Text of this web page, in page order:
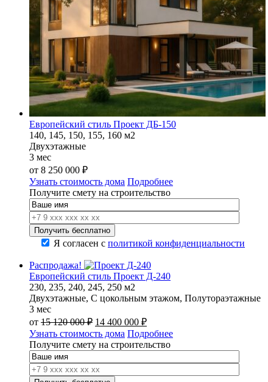
Европейский стиль Проект ДБ-150
140, 145, 150, 155, 160 м2
Двухэтажные
3 мес
от 8 250 000 ₽
Узнать стоимость дома Подробнее
Получите смету на строительство
Я согласен с политикой конфиденциальности
Распродажа!
Европейский стиль Проект Д-240
230, 235, 240, 245, 250 м2
Двухэтажные, С цокольным этажом, Полутораэтажные
3 мес
от 15 120 000₽ Первоначальная
цена
составляла
15
120
000 ₽.
14 400 000 ₽Текущая
цена:
14
400
000 ₽.
Узнать стоимость дома Подробнее
Получите смету на строительство